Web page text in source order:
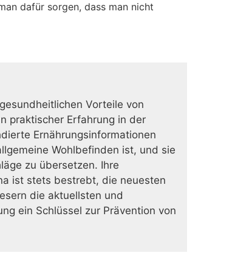
dafür sorgen, dass man nicht
Vorteile von
praktischer Erfahrung in der
Ernährungsinformationen
Wohlbefinden ist, und sie
zu übersetzen. Ihre
ist stets bestrebt, die neuesten
die aktuellsten und
ein Schlüssel zur Prävention von